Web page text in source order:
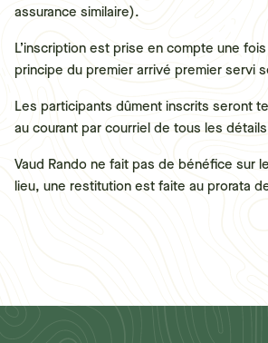
assurance similaire).
L’inscription est prise en compte une
principe du premier arrivé premier servi
Les participants dûment inscrits seront
au courant par courriel de tous les
Vaud Rando ne fait pas de bénéfice sur
lieu, une restitution est faite au prorata